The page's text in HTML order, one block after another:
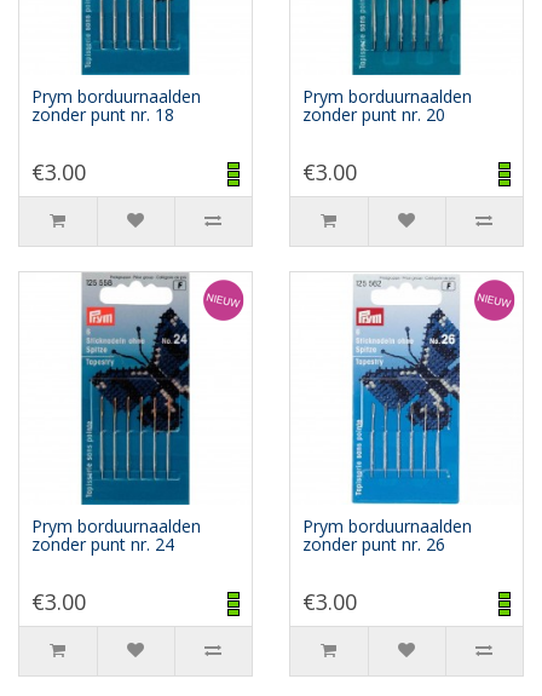
Prym borduurnaalden
zonder punt nr. 18
€3.00
Prym borduurnaalden
zonder punt nr. 20
€3.00
Prym borduurnaalden
zonder punt nr. 24
€3.00
Prym borduurnaalden
zonder punt nr. 26
€3.00